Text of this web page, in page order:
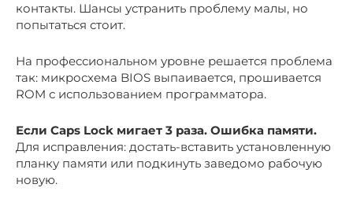
контакты. Шансы устранить проблему малы, но
попытаться стоит.
На профессиональном уровне решается проблема
так: микросхема BIOS выпаивается, прошивается
ROM с использованием программатора.
Если Caps Lock мигает 3 раза. Ошибка памяти.
Для исправления: достать-вставить установленную
планку памяти или подкинуть заведомо рабочую
новую.